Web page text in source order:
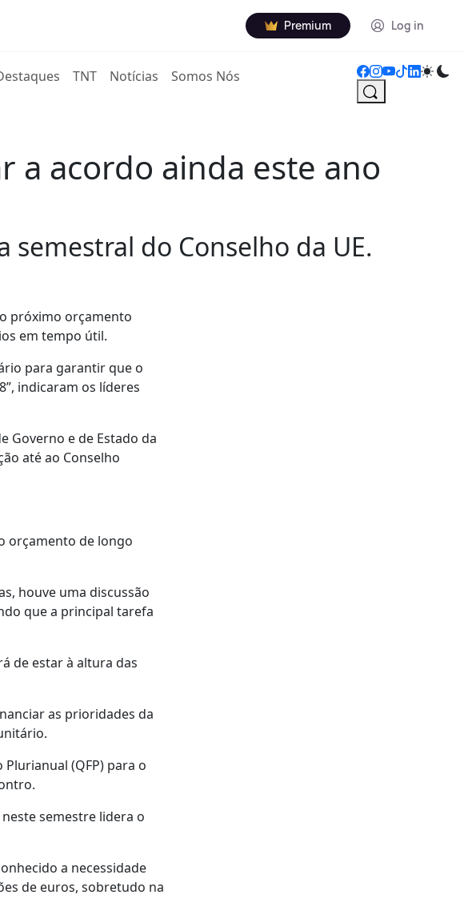
Premium Log in
TNT Notícias Somos Nós
a acordo ainda este ano
do Conselho da UE.
próximo orçamento
em tempo útil.
para garantir que o
indicaram os líderes
Governo e de Estado da
até ao Conselho
orçamento de longo
houve uma discussão
que a principal tarefa
de estar à altura das
as prioridades da
(QFP) para o
semestre lidera o
a necessidade
de euros, sobretudo na